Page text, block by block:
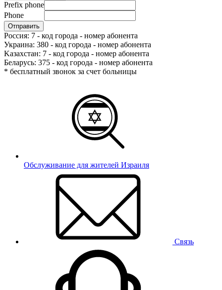
Prefix phone
Phone
Россия: 7 - код города - номер абонента
Украина: 380 - код города - номер абонента
Kазахстан: 7 - код города - номер абонента
Беларусь: 375 - код города - номер абонента
* бесплатный звонок за счет больницы
Обслуживание для жителей Израиля
Связь